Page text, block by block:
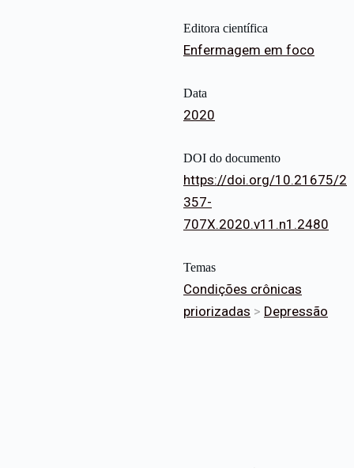
Editora científica
Enfermagem em foco
Data
2020
DOI do documento
https://doi.org/10.21675/2
357-
707X.2020.v11.n1.2480
Temas
Condições crônicas
priorizadas > Depressão